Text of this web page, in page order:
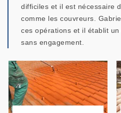
difficiles et il est nécessaire
comme les couvreurs.
ces opérations et il établit
sans engagement.